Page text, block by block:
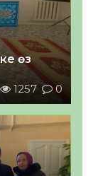
өз
1257 0